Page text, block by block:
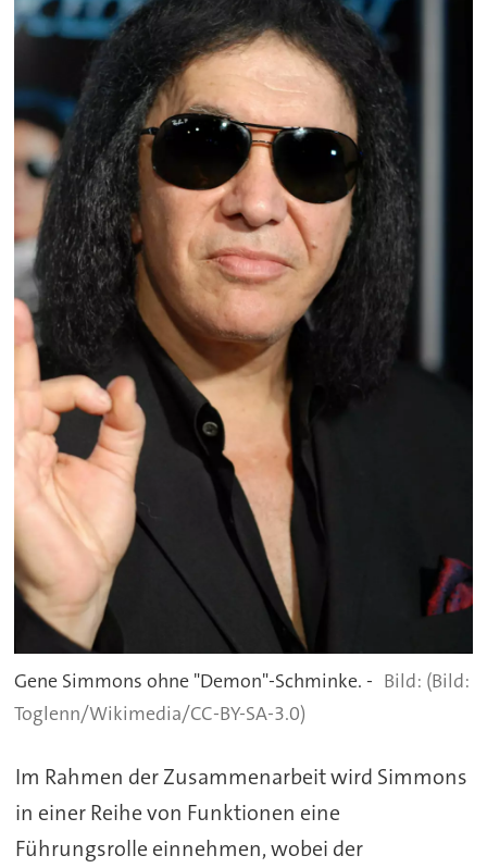
Gene Simmons ohne "Demon"-Schminke. -
(Bild:
Toglenn/Wikimedia/CC-BY-SA-3.0)
Im Rahmen der Zusammenarbeit wird Simmons
in einer Reihe von Funktionen eine
Führungsrolle einnehmen, wobei der